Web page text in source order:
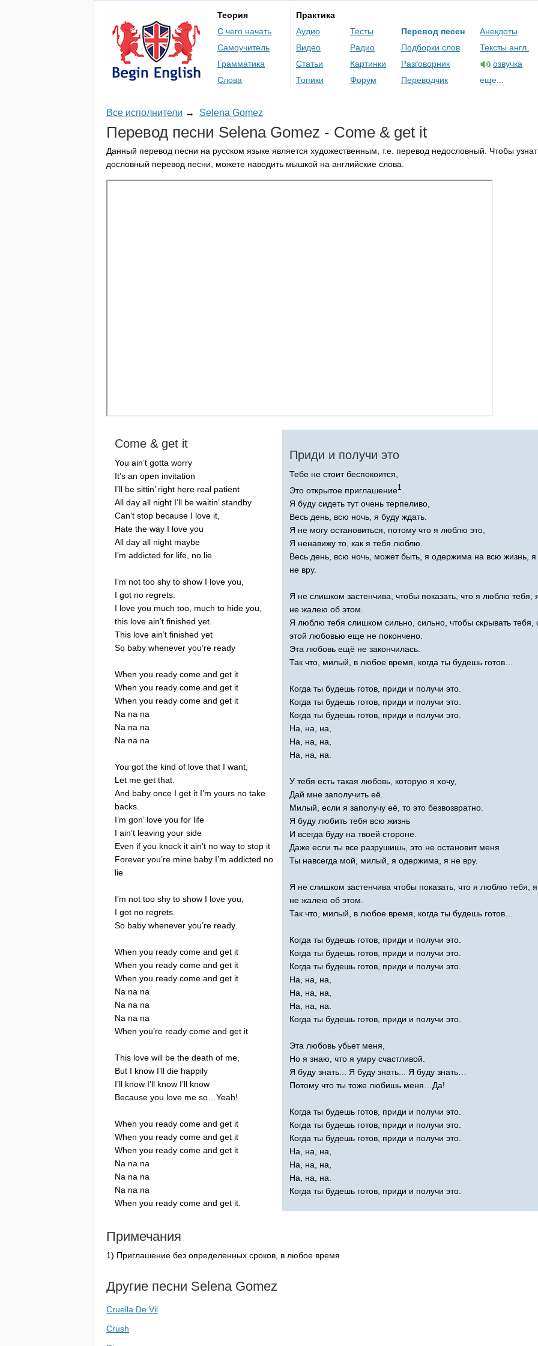
Теория
С чего начать
Самоучитель
Грамматика
Слова
Практика
Аудио
Видео
Статьи
Топики
Тесты
Радио
Картинки
Форум
Перевод песен
Подборки слов
Разговорник
Переводчик
Анекдоты
Тексты англ.
озвучка
еще...
Все исполнители → Selena Gomez
Перевод песни Selena Gomez - Come & get it
Данный перевод песни на русском языке является художественным, т.е. перевод недословный. Чтобы
дословный перевод песни, можете наводить мышкой на английские слова.
Come & get it
You ain’t gotta worry
It’s an open invitation
I’ll be sittin’ right here real patient
All day all night I’ll be waitin’standby
Can’t stop because I love it
Hate the way I love you
All day all night maybe
I’m addicted for life no lie
I’m not too shy to show I love you
I got no regrets
I love you much too much to hide you
this love ain’t finished yet
This love ain’t finished yet
So baby whenever you’re ready
When you ready come and get it
When you ready come and get it
When you ready come and get it
Na na na
Na na na
Na na na
You got the kind of love that I want
Let me get that
And baby once I get it I’m yours no take
backs
I’m gon’ love you for life
I ain’t leaving your side
Even if you knock it ain’t no way to stop it
Forever you’re mine baby I’m addicted no
lie
I’m not too shy to show I love you
I got no regrets
So baby whenever you’re ready
When you ready come and get it
When you ready come and get it
When you ready come and get it
Na na na
Na na na
Na na na
When you’re ready come and get it
This love will be the death of me
But I know I’ll die happily
I’ll know I’ll know I’ll know
Because you love me so Yeah!
When you ready come and get it
When you ready come and get it
When you ready come and get it
Na na na
Na na na
Na na na
When you ready come and get it
Приди и получи это
Тебе не стоит беспокоится,
Это открытое приглашение1
Я буду сидеть тут очень терпеливо,
Весь день, всю ночь, я буду ждать.
Я не могу остановиться, потому что я люблю это,
Я ненавижу то, как я тебя люблю.
Весь день, всю ночь, может быть, я одержима на всю жизнь, я
не вру.
Я не слишком застенчива, чтобы показать, что я люблю тебя,
не жалею об этом.
Я люблю тебя слишком сильно, сильно, чтобы скрывать тебя,
этой любовью еще не покончено.
Эта любовь ещё не закончилась.
Так что, милый, в любое время, когда ты будешь готов…
Когда ты будешь готов, приди и получи это.
Когда ты будешь готов, приди и получи это.
Когда ты будешь готов, приди и получи это.
На, на, на,
На, на, на,
На, на, на.
У тебя есть такая любовь, которую я хочу,
Дай мне заполучить её.
Милый, если я заполучу её, то это безвозвратно.
Я буду любить тебя всю жизнь
И всегда буду на твоей стороне.
Даже если ты все разрушишь, это не остановит меня
Ты навсегда мой, милый, я одержима, я не вру.
Я не слишком застенчива чтобы показать, что я люблю тебя, я
не жалею об этом.
Так что, милый, в любое время, когда ты будешь готов…
Когда ты будешь готов, приди и получи это.
Когда ты будешь готов, приди и получи это.
Когда ты будешь готов, приди и получи это.
На, на, на,
На, на, на,
На, на, на.
Когда ты будешь готов, приди и получи это.
Эта любовь убьет меня,
Но я знаю, что я умру счастливой.
Я буду знать... Я буду знать... Я буду знать…
Потому что ты тоже любишь меня…Да!
Когда ты будешь готов, приди и получи это.
Когда ты будешь готов, приди и получи это.
Когда ты будешь готов, приди и получи это.
На, на, на,
На, на, на,
На, на, на.
Когда ты будешь готов, приди и получи это.
Примечания
1) Приглашение без определенных сроков, в любое время
Другие песни Selena Gomez
Cruella De Vil
Crush